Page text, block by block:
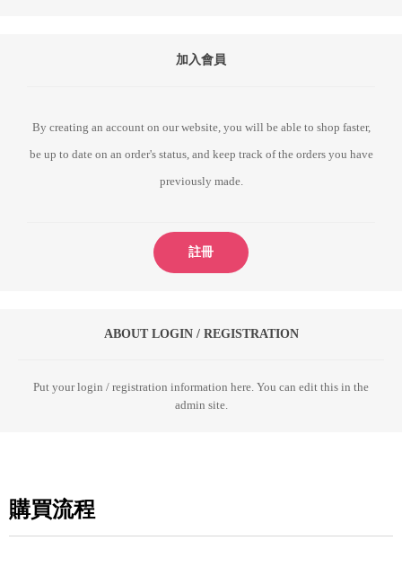
加入會員
By creating an account on our website, you will be able to shop faster,
be up to date on an order's status, and keep track of the orders you have
previously made.
註冊
ABOUT LOGIN / REGISTRATION
Put your login / registration information here. You can edit this in the
admin site.
購買流程